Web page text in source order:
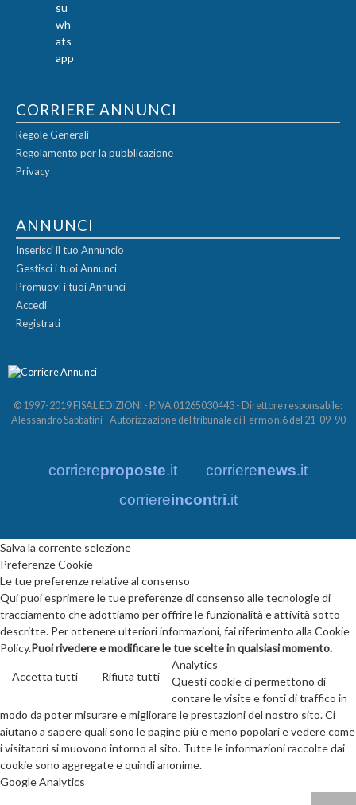
CORRIERE ANNUNCI
Regole Generali
Regolamento per la pubblicazione
Privacy
ANNUNCI
Inserisci il tuo Annuncio
Gestisci i tuoi Annunci
Promuovi i tuoi Annunci
Accedi
Registrati
© 1997-2019 FISAL EDIZIONI - P.IVA 01265030443 - Direttore responsabile:
Alessandro Sabbatini - Autorizzazione del tribunale di Fermo n.6 del 21-09-90
corriereproposte.it corrierenews.it
corriereincontri.it
Salva la corrente selezione
Preferenze Cookie
Le tue preferenze relative al consenso
Qui puoi esprimere le tue preferenze di consenso alle tecnologie di
tracciamento che adottiamo per offrire le funzionalità e attività sotto
descritte. Per ottenere ulteriori informazioni, fai riferimento alla Cookie
Policy.Puoi rivedere e modificare le tue scelte in qualsiasi momento.
Accetta tutti Rifiuta tutti
Analytics
Questi cookie ci permettono di
contare le visite e fonti di traffico in
modo da poter misurare e migliorare le prestazioni del nostro sito. Ci
aiutano a sapere quali sono le pagine più e meno popolari e vedere come
i visitatori si muovono intorno al sito. Tutte le informazioni raccolte dai
cookie sono aggregate e quindi anonime.
Google Analytics